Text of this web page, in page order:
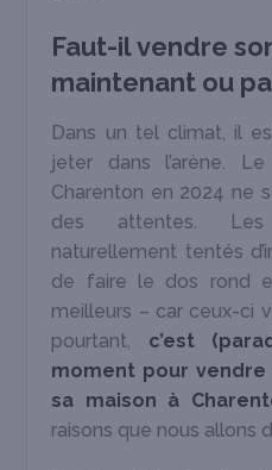
Faut-il vendre
maintenant ou
Dans un tel climat, il
jeter dans l’arène.
Charenton en 2024 ne
des attentes. Les
naturellement tentés
de faire le dos rond
meilleurs – car ceux-ci
pourtant, c’est
moment pour
sa maison à
raisons que nous allons